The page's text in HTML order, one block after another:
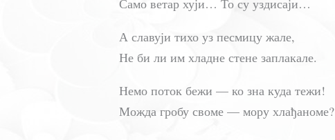
Само ветар хуји… То су уздисаји…
А славуји тихо уз песмицу жале,
Не би ли им хладне стене заплакале.
Немо поток бежи — ко зна куда тежи!
Можда гробу своме — мору хлађаноме?